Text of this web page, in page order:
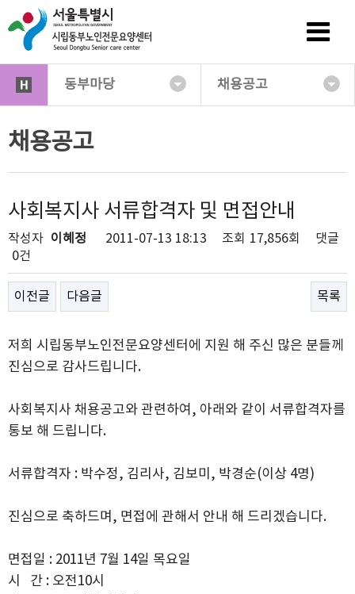
동부마당 채용공고
채용공고
사회복지사 서류합격자 및 면접안내
작성자 이혜정 2011-07-13 18:13 조회 17,856회
댓글
0건
이전글 다음글 목록
저희 시립동부노인전문요양센터에 지원 해 주신 많은 분들께
진심으로 감사드립니다.
사회복지사 채용공고와 관련하여, 아래와 같이 서류합격자를
통보 해 드립니다.
서류합격자 : 박수정, 김리사, 김보미, 박경순(이상 4명)
진심으로 축하드며, 면접에 관해서 안내 해 드리겠습니다.
면접일 : 2011년 7월 14일 목요일
시 간 : 오전10시